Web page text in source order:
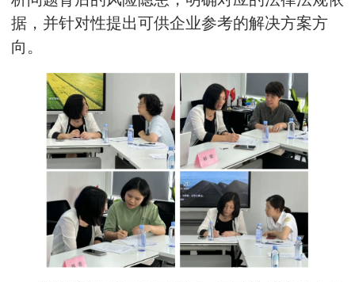
据，并针对性提出可供企业参考的解决方案方
向。